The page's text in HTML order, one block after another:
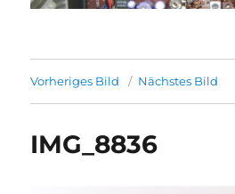
Vorheriges Bild Nächstes Bild
IMG_8836